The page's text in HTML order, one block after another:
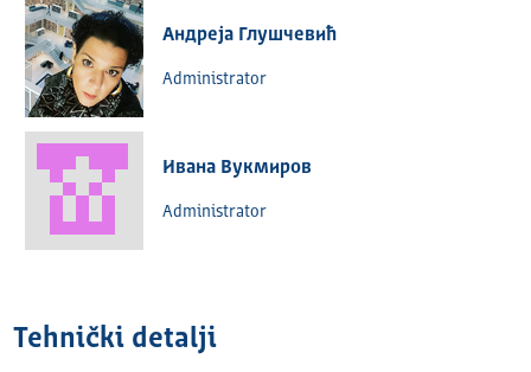
Андреја Глушчевић
Administrator
Ивана Вукмиров
Administrator
Tehnički detalјi